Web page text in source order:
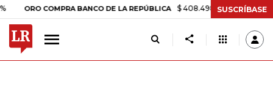
COMPRA BANCO DE LA REPÚBLICA $ 408.498,97 +$ 8.753,81 +2,19%
SUSCRÍBASE